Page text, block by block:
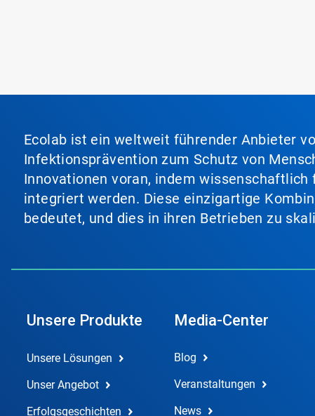
Ecolab ist ein weltweit führender Anbieter
Infektionsprävention zum Schutz von
Innovationen voran, indem
integriert werden. Diese einzigartige
bedeutet, und dies in ihren Betrieben zu
Unsere Produkte
Unsere Lösungen
Unser Angebot
Erfolgsgeschichten
Media-Center
Blog
Veranstaltungen
News